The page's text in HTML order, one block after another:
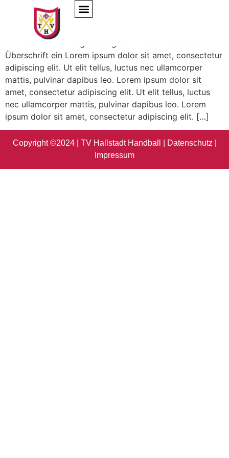
Spielbericht Vorlage
Überschrift ein Lorem ipsum dolor sit amet, consectetur
adipiscing elit. Ut elit tellus, luctus nec ullamcorper
mattis, pulvinar dapibus leo. Lorem ipsum dolor sit
amet, consectetur adipiscing elit. Ut elit tellus, luctus
nec ullamcorper mattis, pulvinar dapibus leo. Lorem
ipsum dolor sit amet, consectetur adipiscing elit. […]
Copyright ©2024 | TV Hallstadt Handball | Datenschutz
Impressum